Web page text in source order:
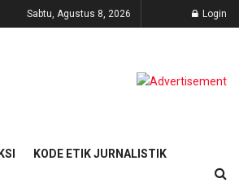
Sabtu, Agustus 8, 2026 Login
KODE ETIK JURNALISTIK